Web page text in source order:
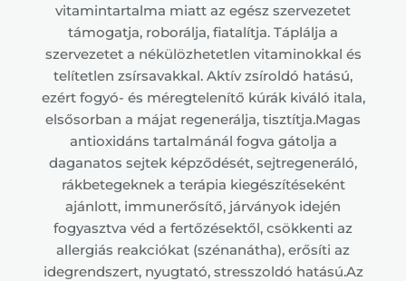
vitamintartalma miatt az egész szervezetet
támogatja, roborálja, fiatalítja. Táplálja a
szervezetet a nékülözhetetlen vitaminokkal és
telítetlen zsírsavakkal. Aktív zsíroldó hatású,
ezért fogyó- és méregtelenítő kúrák kiváló itala,
elsősorban a májat regenerálja, tisztítja.Magas
antioxidáns tartalmánál fogva gátolja a
daganatos sejtek képződését, sejtregeneráló,
rákbetegeknek a terápia kiegészítéseként
ajánlott, immunerősítő, járványok idején
fogyasztva véd a fertőzésektől, csökkenti az
allergiás reakciókat (szénanátha), erősíti az
idegrendszert, nyugtató, stresszoldó hatású.Az